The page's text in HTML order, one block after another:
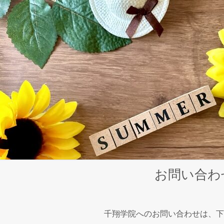
Skip
to
content
お問い合
千翔学院へのお問い合わせは、